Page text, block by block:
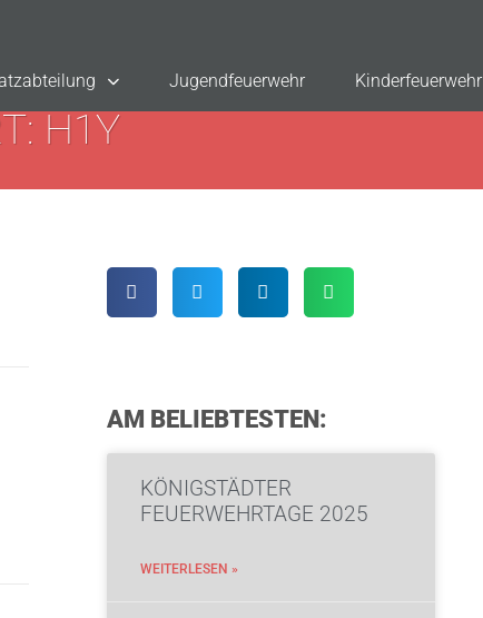
Jugendfeuerwehr Kinderfeuerwehr
H1Y
AM BELIEBTESTEN:
KÖNIGSTÄDTER
FEUERWEHRTAGE 2025
WEITERLESEN »